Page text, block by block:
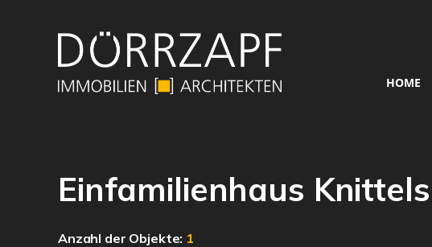
HOME
Einfamilienhaus
Anzahl der Objekte: 1